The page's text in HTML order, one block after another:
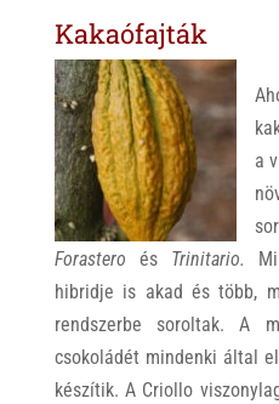
Kakaófajták
a
Forastero és Trinitario.
hibridje is akad és több,
rendszerbe soroltak. A
csokoládét mindenki által
készítik. A Criollo